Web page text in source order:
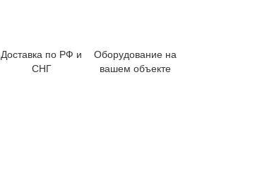
Доставка по РФ и
СНГ
Оборудование на
вашем объекте